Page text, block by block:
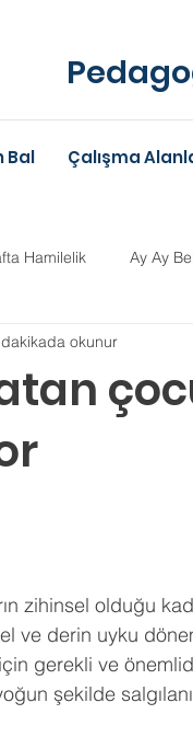
Bal Çalışma
Hamilelik Ay Ay
Baba Eğitimiokunur
zihinsel olduğu
ve derin uyku
gerekli ve
şekilde